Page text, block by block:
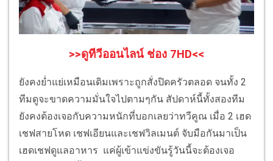
>>ดูทีวีออนไลน์ ช่อง 7HD<<
ยังคงย่ำแย่เหมือนเดิมเพราะถูกสั่งปิดครัวตลอด จนทั้ง 2
ทีมดูจะขาดความมั่นใจไปตามๆกัน สัปดาห์นี้ทั้งสองทีม
ยังคงต้องเจอกับความหนักที่บอกเลยว่าทวีคูณ เมื่อ 2 เฮด
เชฟสายโหด เชฟเอียนและเชฟวิลเมนต์ จับมือกันมาเป็น
เฮดเชฟดูแลอาหาร แค่ผู้เข้าแข่งขันรู้วันนี้จะต้องเจอ